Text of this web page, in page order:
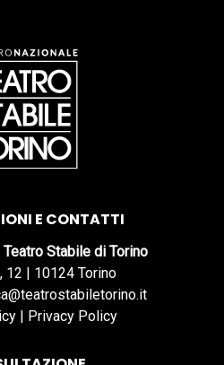
E CONTATTI
Stabile di Torino
12 | 10124 Torino
| Privacy Policy